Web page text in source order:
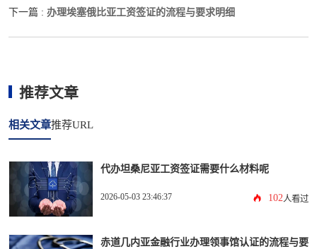
下一篇 : 办理埃塞俄比亚工资签证的流程与要求明细
推荐文章
相关文章推荐URL
代办坦桑尼亚工资签证需要什么材料呢
2026-05-03 23:46:37 102 人看过
赤道几内亚金融行业办理领事馆认证的流程与要